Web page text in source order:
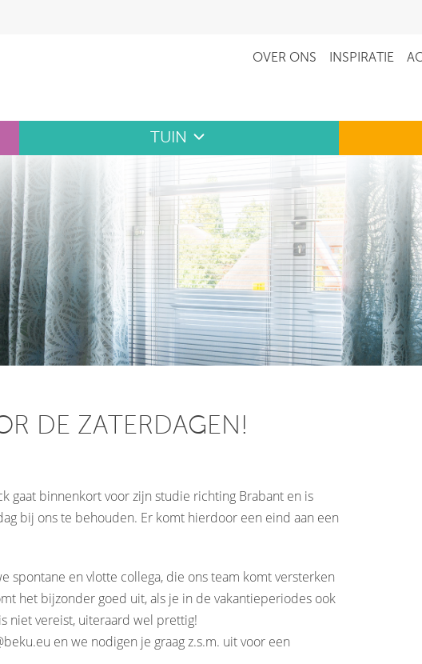
OVER ONS INSPIRATIE
TUIN
DE ZATERDAGEN!
gaat binnenkort voor zijn studie richting Brabant en is
bij ons te behouden. Er komt hierdoor een eind aan een
spontane en vlotte collega, die ons team komt versterken
het bijzonder goed uit, als je in de vakantieperiodes ook
niet vereist, uiteraard wel prettig!
en we nodigen je graag z.s.m. uit voor een